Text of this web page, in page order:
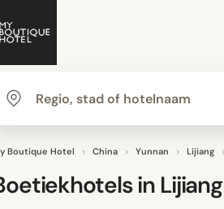
Boutique Hotel China Yunnan Lijiang
in Lijiang